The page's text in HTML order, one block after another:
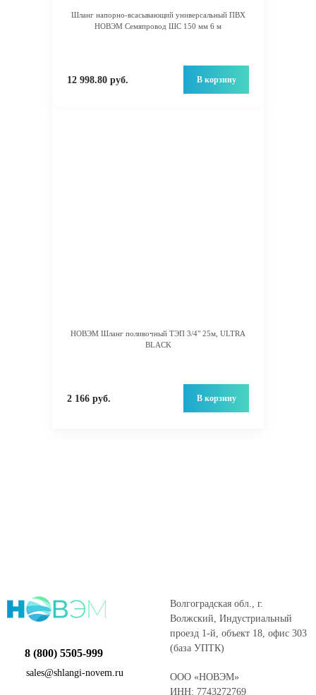
Шланг напорно-всасывающий универсальный ПВХ
НОВЭМ Семяпровод ШС 150 мм 6 м
12 998.80 руб. В корзину
НОВЭМ Шланг поливочный ТЭП 3/4" 25м, ULTRA
BLACK
2 166 руб. В корзину
8 (800) 5505-999
sales@shlangi-novem.ru
Волгоградская обл., г.
Волжский, Индустриальный
проезд 1-й, объект 18, офис 303
(база УПТК)
ООО «НОВЭМ»
ИНН: 7743272769